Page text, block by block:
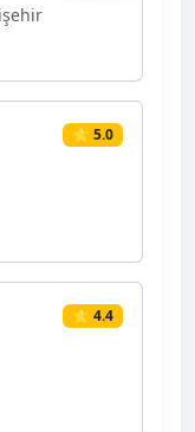
⭐ 5.0
⭐ 4.4